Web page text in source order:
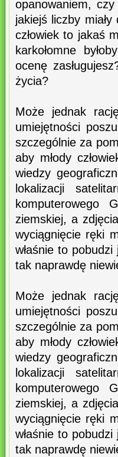
opanowaniem,
jakiejś liczby
człowiek to jakaś
karkołomne
ocenę
życia?
Może jednak
umiejętności
szczególnie za
aby młody
wiedzy
lokalizacji
komputerowego
ziemskiej, a
wyciągnięcie ręki
właśnie to
tak naprawdę
Może jednak
umiejętności
szczególnie za
aby młody
wiedzy
lokalizacji
komputerowego
ziemskiej, a
wyciągnięcie ręki
właśnie to
tak naprawdę